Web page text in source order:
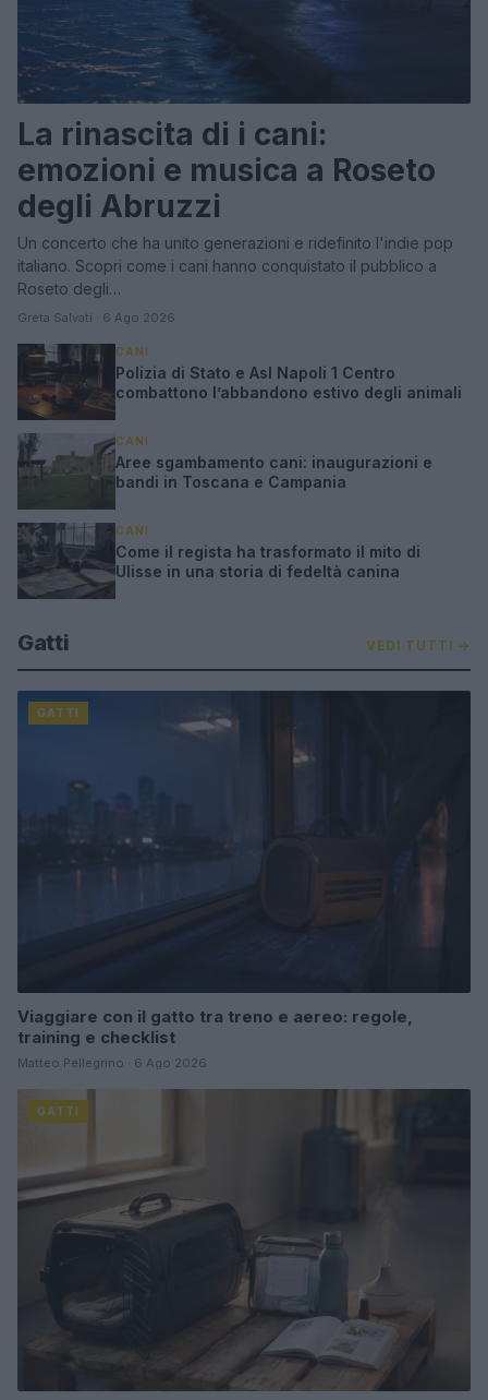
La rinascita di i cani:
emozioni e musica a Roseto
degli Abruzzi
Un concerto che ha unito generazioni e ridefinito l'indie pop
italiano. Scopri come i cani hanno conquistato il pubblico a
Roseto degli…
Greta Salvati · 6 Ago 2026
CANI
Polizia di Stato e Asl Napoli 1 Centro
combattono l’abbandono estivo degli animali
CANI
Aree sgambamento cani: inaugurazioni e
bandi in Toscana e Campania
CANI
Come il regista ha trasformato il mito di
Ulisse in una storia di fedeltà canina
Gatti VEDI TUTTI →
GATTI
Viaggiare con il gatto tra treno e aereo: regole,
training e checklist
Matteo Pellegrino · 6 Ago 2026
GATTI